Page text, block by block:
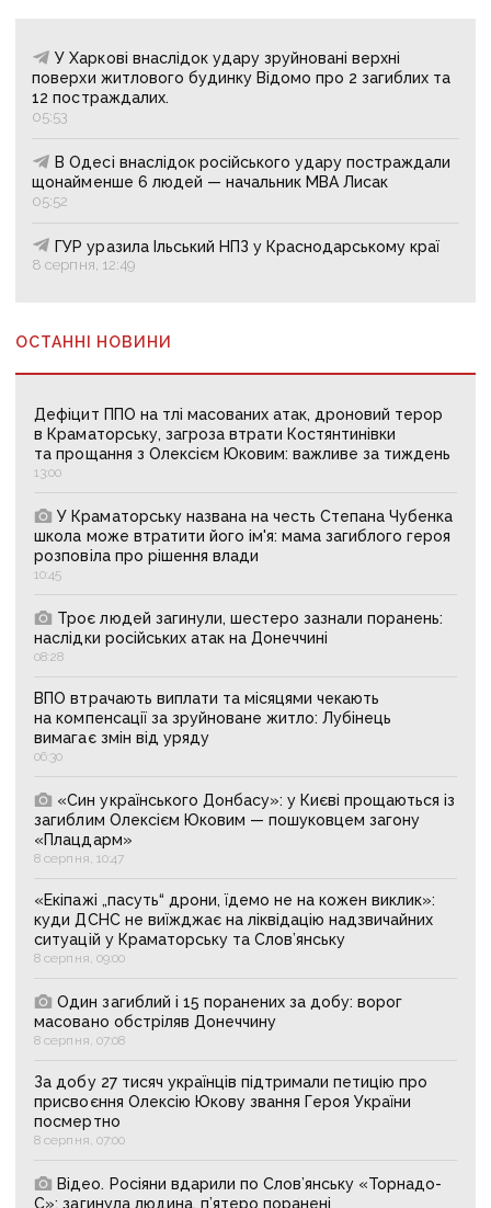
У Харкові внаслідок удару зруйновані верхні
поверхи житлового будинку Відомо про 2 загиблих та
12 постраждалих.
05:53
В Одесі внаслідок російського удару постраждали
щонайменше 6 людей — начальник МВА Лисак
05:52
ГУР уразила Ільський НПЗ у Краснодарському краї
8 серпня, 12:49
ОСТАННІ НОВИНИ
Дефіцит ППО на тлі масованих атак, дроновий терор
в Краматорську, загроза втрати Костянтинівки
та прощання з Олексієм Юковим: важливе за тиждень
13:00
У Краматорську названа на честь Степана Чубенка
школа може втратити його ім'я: мама загиблого героя
розповіла про рішення влади
10:45
Троє людей загинули, шестеро зазнали поранень:
наслідки російських атак на Донеччині
08:28
ВПО втрачають виплати та місяцями чекають
на компенсації за зруйноване житло: Лубінець
вимагає змін від уряду
06:30
«Син українського Донбасу»: у Києві прощаються із
загиблим Олексієм Юковим — пошуковцем загону
«Плацдарм»
8 серпня, 10:47
«Екіпажі „пасуть“ дрони, їдемо не на кожен виклик»:
куди ДСНС не виїжджає на ліквідацію надзвичайних
ситуацій у Краматорську та Слов’янську
8 серпня, 09:00
Один загиблий і 15 поранених за добу: ворог
масовано обстріляв Донеччину
8 серпня, 07:08
За добу 27 тисяч українців підтримали петицію про
присвоєння Олексію Юкову звання Героя України
посмертно
8 серпня, 07:00
Відео. Росіяни вдарили по Слов’янську «Торнадо-
С»: загинула людина, п’ятеро поранені